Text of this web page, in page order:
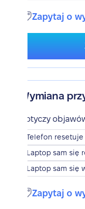
Zapytaj o
Wymiana
Dotyczy
Telefon resetuje
Laptop sam się
Laptop sam się
Zapytaj o